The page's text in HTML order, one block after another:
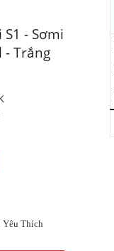
- Sơmi
- Trắng
Yêu Thích